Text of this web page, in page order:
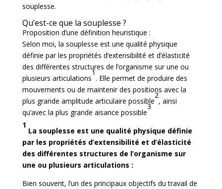
souplesse.
Qu’est-ce que la souplesse ?
Proposition d’une définition heuristique :
Selon moi, la souplesse est une qualité physique
définie par les propriétés d’extensibilité et d’élasticité
des différentes structures de l’organisme sur une ou
plusieurs articulations
1
. Elle permet de produire des
mouvements ou de maintenir des positions avec la
plus grande amplitude articulaire possible
2
, ainsi
qu’avec la plus grande aisance possible
3
1
La souplesse est une qualité physique définie
par les propriétés d’extensibilité et d’élasticité
des différentes structures de l’organisme sur
une ou plusieurs articulations :
Bien souvent, l’un des principaux objectifs du travail de